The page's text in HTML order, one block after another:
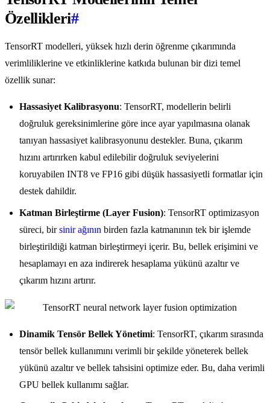
Özellikleri#
TensorRT modelleri, yüksek hızlı derin öğrenme çıkarımında
verimliliklerine ve etkinliklerine katkıda bulunan bir dizi temel
özellik sunar:
Hassasiyet Kalibrasyonu: TensorRT, modellerin belirli
doğruluk gereksinimlerine göre ince ayar yapılmasına olanak
tanıyan hassasiyet kalibrasyonunu destekler. Buna, çıkarım
hızını artırırken kabul edilebilir doğruluk seviyelerini
koruyabilen INT8 ve FP16 gibi düşük hassasiyetli formatlar için
destek dahildir.
Katman Birleştirme (Layer Fusion): TensorRT optimizasyon
süreci, birsinir ağının birden fazla katmanının tek bir işlemde
birleştirildiği katman birleştirmeyi içerir. Bu, bellek erişimini ve
hesaplamayı en aza indirerek hesaplama yükünü azaltır ve
çıkarım hızını artırır.
Dinamik Tensör Bellek Yönetimi: TensorRT, çıkarım sırasında
tensör bellek kullanımını verimli bir şekilde yöneterek bellek
yükünü azaltır ve bellek tahsisini optimize eder. Bu, daha verimli
GPU bellek kullanımı sağlar.